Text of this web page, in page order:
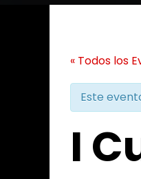
« Todos los
Este
I